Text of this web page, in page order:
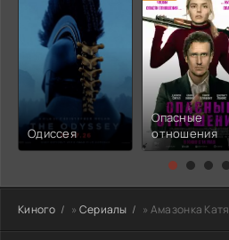
Одиссея
Опасные
отношения
Киного » Сериалы » Амазонка Катя